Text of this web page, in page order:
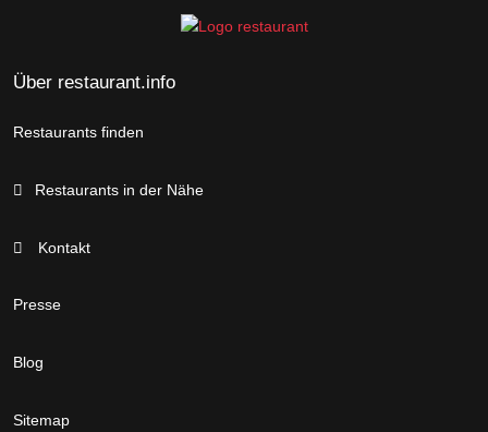
Über restaurant.info
Restaurants finden
Restaurants in der Nähe
Kontakt
Presse
Blog
Sitemap